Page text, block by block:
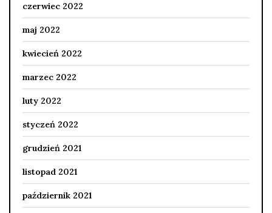
czerwiec 2022
maj 2022
kwiecień 2022
marzec 2022
luty 2022
styczeń 2022
grudzień 2021
listopad 2021
październik 2021